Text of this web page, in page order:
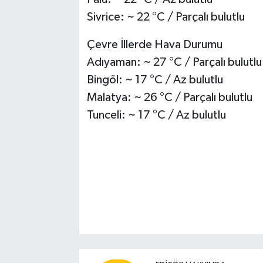
Sivrice: ~ 22 °C / Parçalı bulutlu
Çevre İllerde Hava Durumu
Adıyaman: ~ 27 °C / Parçalı bulutlu
Bingöl: ~ 17 °C / Az bulutlu
Malatya: ~ 26 °C / Parçalı bulutlu
Tunceli: ~ 17 °C / Az bulutlu